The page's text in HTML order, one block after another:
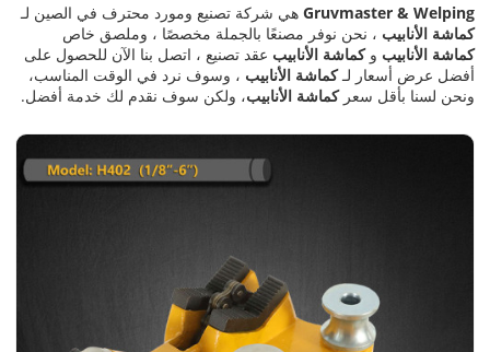
Gruvmaster & Welping هي شركة تصنيع ومورد محترف في الصين لـ
كماشة الأنابيب ، نحن نوفر مصنعًا بالجملة مخصصًا ، وملصق خاص
كماشة الأنابيب وكماشة الأنابيب عقد تصنيع ، اتصل بنا الآن للحصول على
أفضل عرض أسعار لـكماشة الأنابيب ، وسوف نرد في الوقت المناسب،
ونحن لسنا بأقل سعركماشة الأنابيب، ولكن سوف نقدم لك خدمة أفضل.